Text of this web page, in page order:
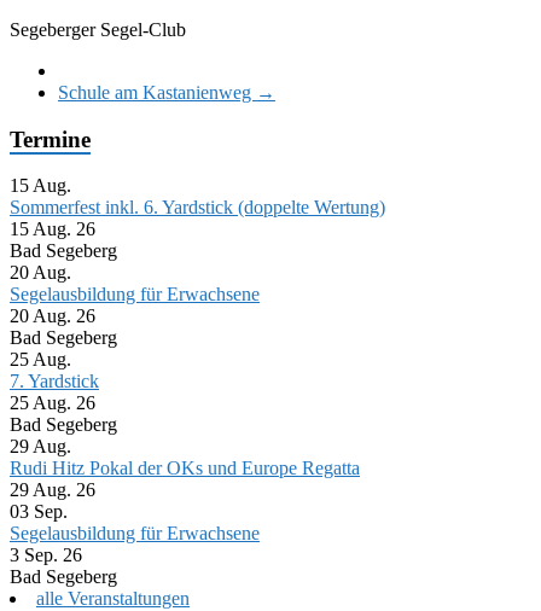
Segeberger Segel-Club
Schule am Kastanienweg →
Termine
15 Aug.
Sommerfest inkl. 6. Yardstick (doppelte Wertung)
15 Aug. 26
Bad Segeberg
20 Aug.
Segelausbildung für Erwachsene
20 Aug. 26
Bad Segeberg
25 Aug.
7. Yardstick
25 Aug. 26
Bad Segeberg
29 Aug.
Rudi Hitz Pokal der OKs und Europe Regatta
29 Aug. 26
03 Sep.
Segelausbildung für Erwachsene
3 Sep. 26
Bad Segeberg
alle Veranstaltungen